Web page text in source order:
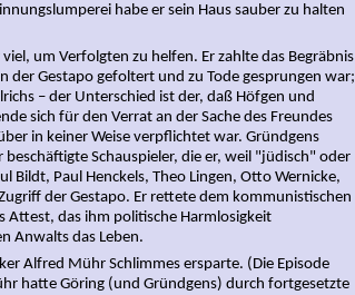
habe er sein Haus sauber zu halten
um Verfolgten zu helfen. Er zahlte das Begräbnis
der Gestapo gefoltert und zu Tode gesprungen war;
– der Unterschied ist der, daß Höfgen und
sich für den Verrat an der Sache des Freundes
in keiner Weise verpflichtet war. Gründgens
Schauspieler, die er, weil "jüdisch" oder
Paul Henckels, Theo Lingen, Otto Wernicke,
der Gestapo. Er rettete dem kommunistischen
Attest, das ihm politische Harmlosigkeit
Anwalts das Leben.
Mühr Schlimmes ersparte. (Die Episode
hatte Göring (und Gründgens) durch fortgesetzte